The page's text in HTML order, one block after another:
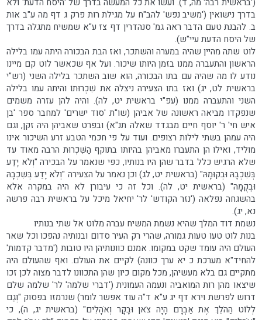
בדרך נישואין ('משיב נפש' להב"ח על מגילת רות פרק ג דף מה ע"ב אות
ב. להבנת טעם הדבר ראה גמ' סנהדרין דף צז ע"א שמשיח מתגלה בדרך
של היסח הדעת עיי"ש).
לוט שתה מהיין שהיה במערה והשתכר, ואז הבת הבכורה היתה עמו בלילה
הראשון והתעברה ממנו בזמן היותו שיכור. ועל אף שכאשר לוט קם מיינו
נודע לו מה שהיה עם בתו הבכורה, הוא שוב השתכר בלילה השני (רש"י
בראשית לט, יג) ואז בתו הצעירה ניצלה את שִׁכְרוּתוֹ והיתה עמו בלילה
השני והתעברה ממנו (עפ"י בראשית יט, לה). והיה להן עזרה משמים
שנפקדו מביאה ראשונה של אביהן (שו"ת 'סוד ישרים' למחבר ספר 'בן
איש חי' ר' יוסף חיים מבגדד שאלה תנ"א) ובפרט שאביהן היה זקן, וגם
היה עמהן בשתי לילות רצופים. ועוד על פי חכמי הטבע זרע השיכור אינו
מוליד, ואילו הן התעברו מאביהן בהיותו בתוקף הַשִּׁכְרוּת הרבה מאוד עד
שלא הרגיש כלל בדבר שהן היו בנותיו, כפי שנאמר על הבכירה "וְלֹא יָדַע
בְּשִׁכְבָהּ וּבְקוּמָהּ" (בראשית יט, לג) וכן נאמר על הצעירה "וְלֹא יָדַע בְּשִׁכְבָהּ
וּבְקֻמָהּ" (בראשית יט, לה). וכל זה כי עיבורן לא היה במקרה אלא
בהשגחה נפלאה ('נזר הקודש' לר' יחיאל מיכל על בראשית רבה פרשה
נא, יג).
נשמת דוד המלך שהיא נשמת המשיח עברה מלוט אל שתי בנותיו
בנות לוט טעו טעות גמורה, שהרי רק העיר סדום ובנותיה נהפכו וכל שאר
העולם היה עומד שקט במקומו. אמנם כוונותיהן היו טובות ('מדבר קדמות'
להחיד"א מערכת כ יא ערך כוונה) לקיים את העולם. ואף שהעולם היה
מתקיים גם בלא מעשיהן, מכל מקום כיון שהן התכוונו לדבר מצוה לכן זכו
שיצאו מהן רות המואביה ונעמה העמונית ('דברי שלמה' לר' שלמה שלם
דרוש לפרשת וירא דף יג ע"א ד"ה עוד אפשר לומר) שנרמזו בפסוק "וְגַם
לְלוֹט הַהֹלֵךְ אֶת אַבְרָם הָיָה צֹאן וּבָקָר וְאֹהָלִים" (בראשית יג, ה), כי